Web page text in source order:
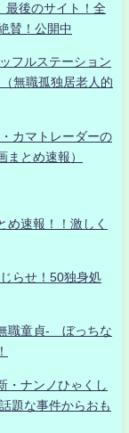
最後のサイト！全
賛！公開中
フルステーション
無職孤独居老人的
カマトレーダーの
とめ速報）
め速報！！激しく
らせ！50独身処
職童貞- ぼっちな
ナンノひゃくし
題な事件からおも